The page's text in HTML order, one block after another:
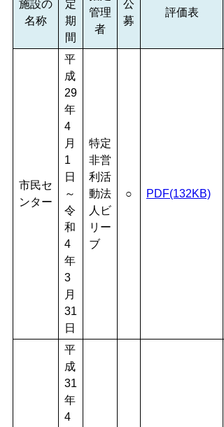
施設の
名称
定
期
間
管理
者
公
募
評価表
市民セ
ンター
平
成
29
年
4
月
1
日
～
令
和
4
年
3
月
31
日
特定
非営
利活
動法
人ビ
リー
ブ
○ PDF(132KB)
平
成
31
年
4